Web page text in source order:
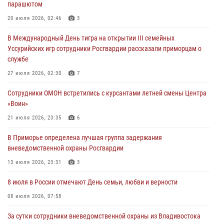
В День Крещения Руси в Князь-Владимирском храме – Главном
ходом
28 июля 2026, 10:29 3
Росгвардейцы в Приморье приняли участие в молебне,
28 июля 2026, 05:39
В Международный День тигра на открытии III семейных
службе
27 июля 2026, 02:30
парашютом
20 июля 2026, 02:46 3
В Международный День тигра на открытии III семейных
Уссурийских игр сотрудники Росгвардии рассказали приморцам о
службе
27 июля 2026, 02:30 7
Сотрудники ОМОН встретились с курсантами летней смены Центра
«Воин»
21 июля 2026, 23:35 6
В Приморье определена лучшая группа задержания
вневедомственной охраны Росгвардии
13 июля 2026, 23:31 3
8 июля в России отмечают День семьи, любви и верности
08 июля 2026, 07:58
За сутки сотрудники вневедомственной охраны из Владивостока